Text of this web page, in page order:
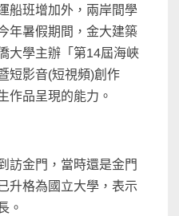
船班增加外，兩岸間學
年暑假期間，金大建築
大學主辦「第14屆海峽
短影音(短視頻)創作
作品呈現的能力。
訪金門，當時還是金門
升格為國立大學，表示
。